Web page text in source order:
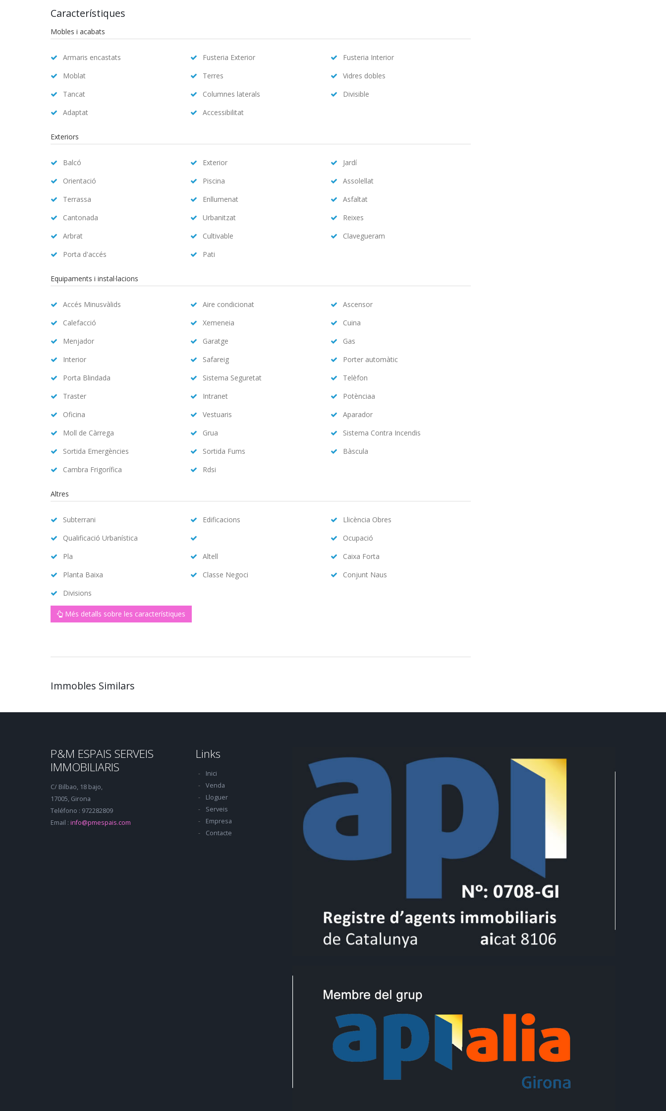
Característiques
Mobles i acabats
Armaris encastats Fusteria Exterior
Fusteria Interior
Moblat
Terres
Vidres dobles
Tancat
Columnes laterals
Divisible
Adaptat
Accessibilitat
Exteriors
Balcó Exterior
Jardí
Orientació
Piscina
Assolellat
Terrassa
Enllumenat
Asfaltat
Cantonada
Urbanitzat
Reixes
Arbrat
Cultivable
Clavegueram
Porta d'accés
Pati
Equipaments i instal·lacions
Accés Minusvàlids Aire condicionat
Ascensor
Calefacció
Xemeneia
Cuina
Menjador
Garatge
Gas
Interior
Safareig
Porter automàtic
Porta Blindada
Sistema Seguretat
Telèfon
Traster
Intranet
Potènciaa
Oficina
Vestuaris
Aparador
Moll de Càrrega
Grua
Sistema Contra Incendis
Sortida Emergències
Sortida Fums
Bàscula
Cambra Frigorífica
Rdsi
Altres
Subterrani Edificacions
Llicència Obres
Qualificació Urbanística
Ocupació
Pla
Altell
Caixa Forta
Planta Baixa
Classe Negoci
Conjunt Naus
Divisions
Més detalls sobre les característiques
Immobles Similars
P&M ESPAIS SERVEIS
IMMOBILIARIS
C/ Bilbao, 18 bajo,
17005, Girona
Teléfono : 972282809
Email : info@pmespais.com
Links
Inici
Venda
Lloguer
Serveis
Empresa
Contacte